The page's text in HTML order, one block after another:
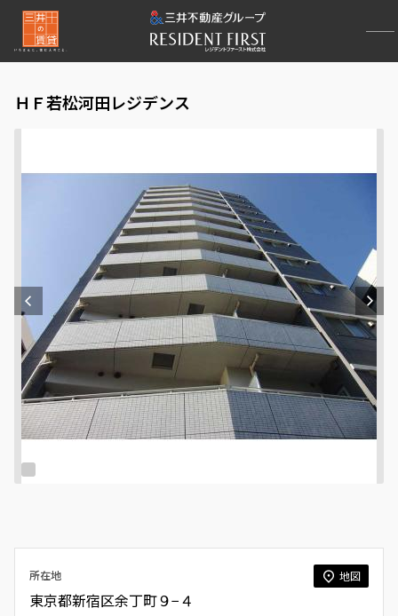
ＨＦ若松河田レジデンス
所在地 地図
東京都新宿区余丁町９−４